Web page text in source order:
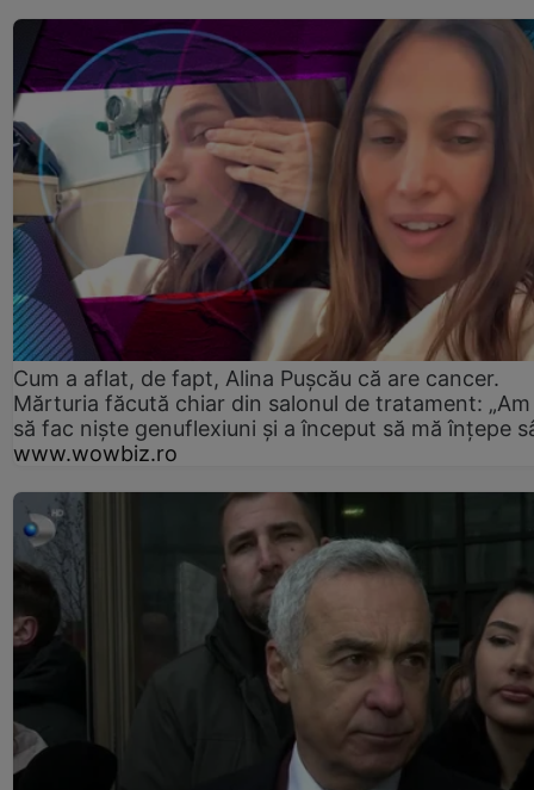
Cum a aflat, de fapt, Alina Pușcău că are cancer.
Mărturia făcută chiar din salonul de tratament:
să fac niște genuflexiuni și a început să mă înțepe
www.wowbiz.ro